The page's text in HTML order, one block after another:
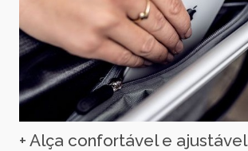
+ Alça confortável e ajustável